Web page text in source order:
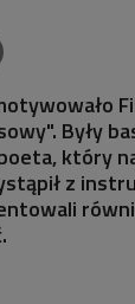
Były
który
z